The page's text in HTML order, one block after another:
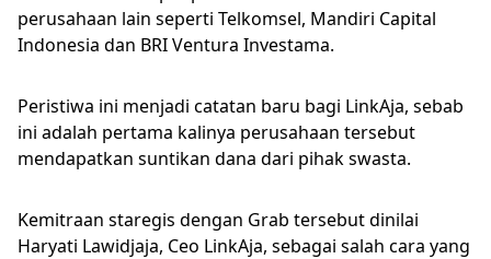
perusahaan lain seperti Telkomsel, Mandiri Capital
Indonesia dan BRI Ventura Investama.
Peristiwa ini menjadi catatan baru bagi LinkAja, sebab
ini adalah pertama kalinya perusahaan tersebut
mendapatkan suntikan dana dari pihak swasta.
Kemitraan staregis dengan Grab tersebut dinilai
Haryati Lawidjaja, Ceo LinkAja, sebagai salah cara yang